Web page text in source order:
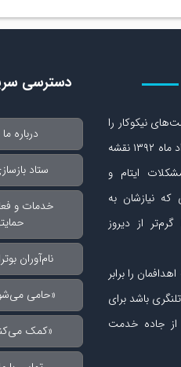
نیکوکار را
سخت فشردیم و این هم‌افزایی در مرداد ماه ۱۳۹۲ نقشه
ایتام و
که نیازشان به
از دیروز
اهدافمان را برابر
باشد برای
از جاده‏ خدمت
دسترسی
درباره ما
ستاد
خدمات و
نام‌آوران
«حامی
«کمک